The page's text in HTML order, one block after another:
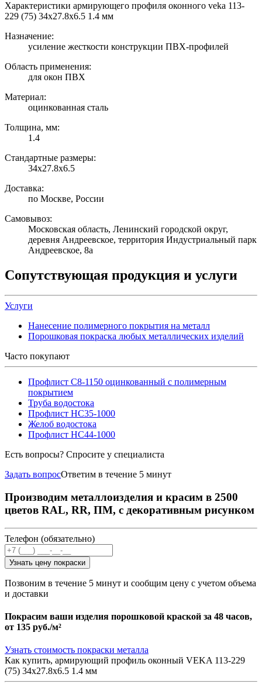
Характеристики армирующего профиля оконного veka 113-
229 (75) 34х27.8х6.5 1.4 мм
Назначение:
усиление жесткости конструкции ПВХ-профилей
Область применения:
для окон ПВХ
Материал:
оцинкованная сталь
Толщина, мм:
1.4
Стандартные размеры:
34х27.8х6.5
Доставка:
по Москве, России
Самовывоз:
Московская область, Ленинский городской округ,
деревня Андреевское, территория Индустриальный парк
Андреевское, 8а
Сопутствующая продукция и услуги
Услуги
Нанесение полимерного покрытия на металл
Порошковая покраска любых металлических изделий
Часто покупают
Профлист С8-1150 оцинкованный с полимерным
покрытием
Труба водостока
Профлист НС35-1000
Желоб водостока
Профлист НС44-1000
Есть вопросы? Спросите у специалиста
Задать вопросОтветим в течение 5 минут
Производим металлоизделия и красим в 2500
цветов RAL, RR, ПМ, с декоративным рисунком
Телефон (обязательно)
Узнать цену покраски
Позвоним в течение 5 минут и сообщим цену с учетом объема
и доставки
Покрасим ваши изделия порошковой краской за 48 часов,
от 135 руб./м²
Узнать стоимость покраски металла
Как купить, армирующий профиль оконный VEKA 113-229
(75) 34х27.8х6.5 1.4 мм